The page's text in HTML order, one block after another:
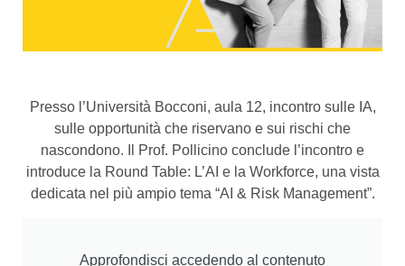
Presso l’Università Bocconi, aula 12, incontro sulle IA,
sulle opportunità che riservano e sui rischi che
nascondono. Il Prof. Pollicino conclude l’incontro e
introduce la Round Table: L’AI e la Workforce, una vista
dedicata nel più ampio tema “AI & Risk Management”.
Approfondisci accedendo al contenuto